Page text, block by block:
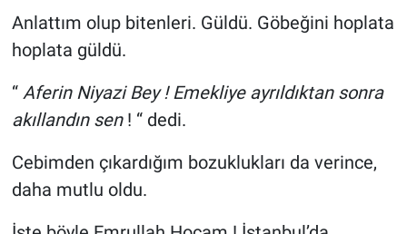
Anlattım olup bitenleri. Güldü. Göbeğini hoplata
hoplata güldü.
“ Aferin Niyazi Bey ! Emekliye ayrıldıktan sonra
akıllandın sen! “ dedi.
Cebimden çıkardığım bozuklukları da verince,
daha mutlu oldu.